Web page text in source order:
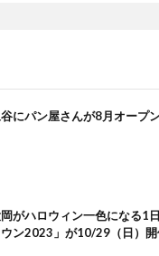
にパン屋さんが8月オープ
岡がハロウィン一色になる1
ン2023」が10/29（日）